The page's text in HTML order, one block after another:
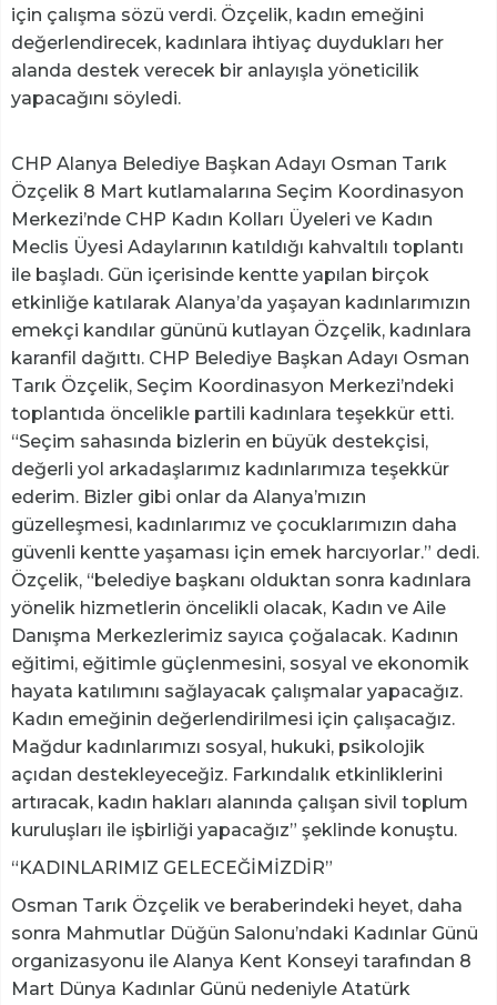
için çalışma sözü verdi. Özçelik, kadın emeğini
değerlendirecek, kadınlara ihtiyaç duydukları her
alanda destek verecek bir anlayışla yöneticilik
yapacağını söyledi.
CHP Alanya Belediye Başkan Adayı Osman Tarık
Özçelik 8 Mart kutlamalarına Seçim Koordinasyon
Merkezi’nde CHP Kadın Kolları Üyeleri ve Kadın
Meclis Üyesi Adaylarının katıldığı kahvaltılı toplantı
ile başladı. Gün içerisinde kentte yapılan birçok
etkinliğe katılarak Alanya’da yaşayan kadınlarımızın
emekçi kandılar gününü kutlayan Özçelik, kadınlara
karanfil dağıttı. CHP Belediye Başkan Adayı Osman
Tarık Özçelik, Seçim Koordinasyon Merkezi’ndeki
toplantıda öncelikle partili kadınlara teşekkür etti.
“Seçim sahasında bizlerin en büyük destekçisi,
değerli yol arkadaşlarımız kadınlarımıza teşekkür
ederim. Bizler gibi onlar da Alanya’mızın
güzelleşmesi, kadınlarımız ve çocuklarımızın daha
güvenli kentte yaşaması için emek harcıyorlar.” dedi.
Özçelik, “belediye başkanı olduktan sonra kadınlara
yönelik hizmetlerin öncelikli olacak, Kadın ve Aile
Danışma Merkezlerimiz sayıca çoğalacak. Kadının
eğitimi, eğitimle güçlenmesini, sosyal ve ekonomik
hayata katılımını sağlayacak çalışmalar yapacağız.
Kadın emeğinin değerlendirilmesi için çalışacağız.
Mağdur kadınlarımızı sosyal, hukuki, psikolojik
açıdan destekleyeceğiz. Farkındalık etkinliklerini
artıracak, kadın hakları alanında çalışan sivil toplum
kuruluşları ile işbirliği yapacağız” şeklinde konuştu.
“KADINLARIMIZ GELECEĞİMİZDİR”
Osman Tarık Özçelik ve beraberindeki heyet, daha
sonra Mahmutlar Düğün Salonu’ndaki Kadınlar Günü
organizasyonu ile Alanya Kent Konseyi tarafından 8
Mart Dünya Kadınlar Günü nedeniyle Atatürk